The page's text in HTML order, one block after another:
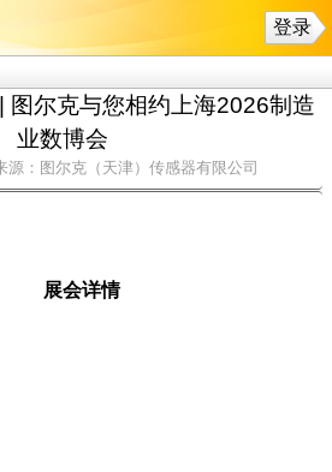
登录
图尔克与您相约上海2026制造
业数博会
源：图尔克（天津）传感器有限公司
展会详情